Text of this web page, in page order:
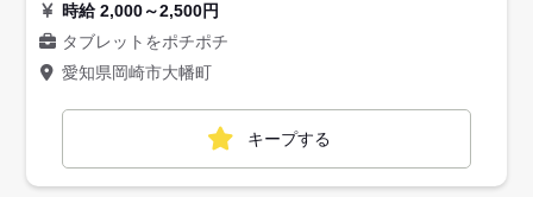
時給 2,000～2,500円
タブレットをポチポチ
愛知県岡崎市大幡町
キープする